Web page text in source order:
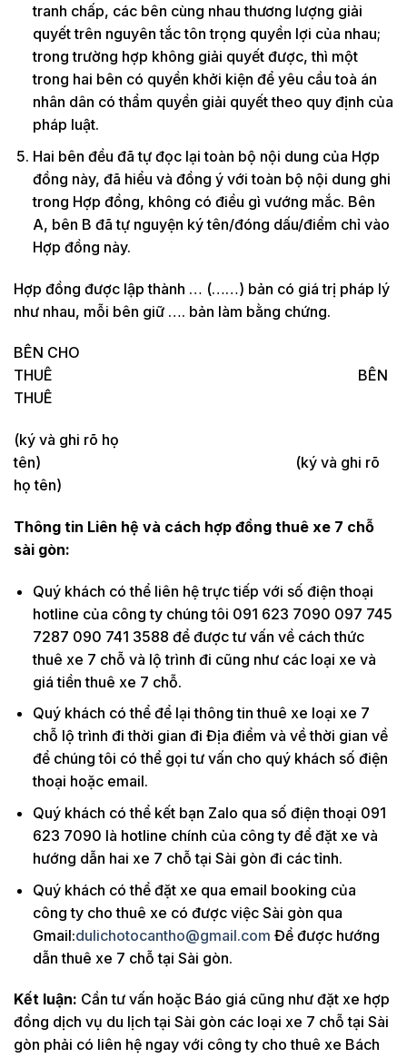
tranh chấp, các bên cùng nhau thương lượng giải
quyết trên nguyên tắc tôn trọng quyền lợi của nhau;
trong trường hợp không giải quyết được, thì một
trong hai bên có quyền khởi kiện để yêu cầu toà án
nhân dân có thẩm quyền giải quyết theo quy định của
pháp luật.
Hai bên đều đã tự đọc lại toàn bộ nội dung của Hợp
đồng này, đã hiểu và đồng ý với toàn bộ nội dung ghi
trong Hợp đồng, không có điều gì vướng mắc. Bên
A, bên B đã tự nguyện ký tên/đóng dấu/điểm chỉ vào
Hợp đồng này.
Hợp đồng được lập thành … (……) bản có giá trị pháp lý
như nhau, mỗi bên giữ …. bản làm bằng chứng.
BÊN CHO
THUÊ BÊN
THUÊ
(ký và ghi rõ họ
tên) (ký và ghi rõ
họ tên)
Thông tin Liên hệ và cách hợp đồng thuê xe 7 chỗ
sài gòn:
Quý khách có thể liên hệ trực tiếp với số điện thoại
hotline của công ty chúng tôi 091 623 7090 097 745
7287 090 741 3588 để được tư vấn về cách thức
thuê xe 7 chỗ và lộ trình đi cũng như các loại xe và
giá tiền thuê xe 7 chỗ.
Quý khách có thể để lại thông tin thuê xe loại xe 7
chỗ lộ trình đi thời gian đi Địa điểm và về thời gian về
để chúng tôi có thể gọi tư vấn cho quý khách số điện
thoại hoặc email.
Quý khách có thể kết bạn Zalo qua số điện thoại 091
623 7090 là hotline chính của công ty để đặt xe và
hướng dẫn hai xe 7 chỗ tại Sài gòn đi các tỉnh.
Quý khách có thể đặt xe qua email booking của
công ty cho thuê xe có được việc Sài gòn qua
Gmail:dulichotocantho@gmail.com Để được hướng
dẫn thuê xe 7 chỗ tại Sài gòn.
Kết luận: Cần tư vấn hoặc Báo giá cũng như đặt xe hợp
đồng dịch vụ du lịch tại Sài gòn các loại xe 7 chỗ tại Sài
gòn phải có liên hệ ngay với công ty cho thuê xe Bách